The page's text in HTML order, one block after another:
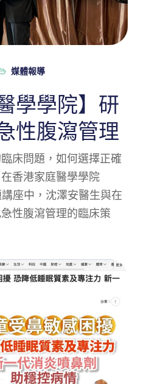
媒體報導
學學院】研
性腹瀉管理
床問題，如何選擇正確
香港家庭醫學學院
講座中，沈澤安醫生與在
性腹瀉管理的臨床策